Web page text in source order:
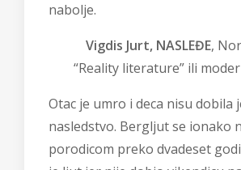
nabolje.
Vigdis Jurt, NASLEĐE,
“Reality literature” ili
Otac je umro i deca nisu dobila
nasledstvo. Bergljut se ionako
porodicom preko dvadeset